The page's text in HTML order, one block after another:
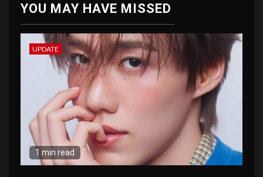
YOU MAY HAVE MISSED
UPDATE
1 min read